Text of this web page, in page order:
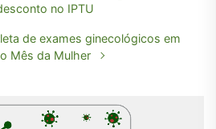
no IPTU
de exames ginecológicos em
Mês da Mulher